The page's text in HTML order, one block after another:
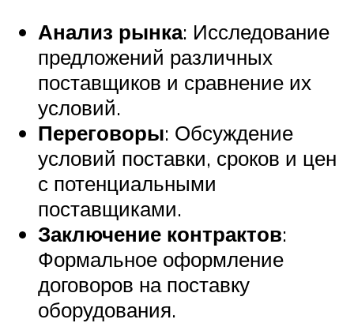
Анализ рынка: Исследование
предложений различных
поставщиков и сравнение их
условий.
Переговоры: Обсуждение
условий поставки, сроков и цен
с потенциальными
поставщиками.
Заключение контрактов:
Формальное оформление
договоров на поставку
оборудования.